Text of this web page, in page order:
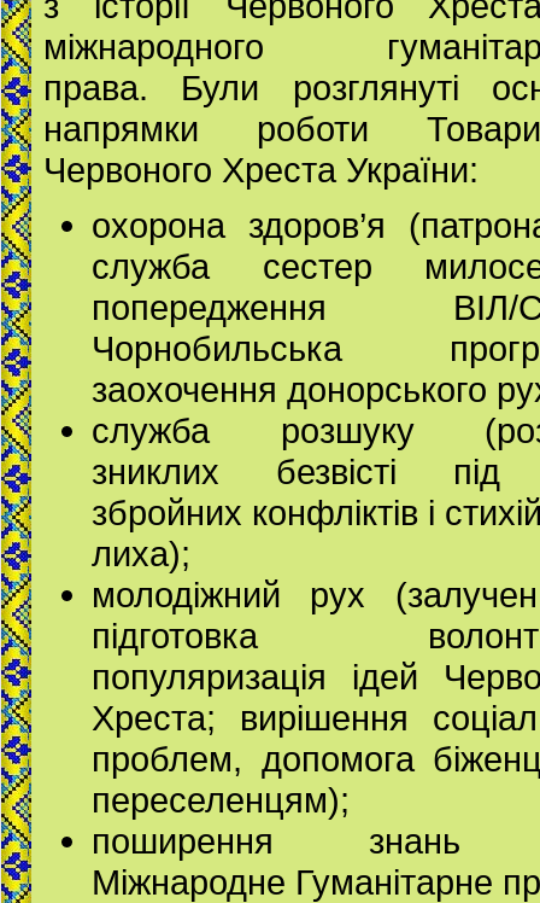
міжнародного
права. Були розглянуті
напрямки роботи
Червоного Хреста України:
охорона здоров’я
служба сестер
попередження ВІЛ/
Чорнобильська
заохочення донорського
служба розшуку
зниклих безвісті
збройних конфліктів і
лиха);
молодіжний рух
підготовка
популяризація ідей
Хреста; вирішення
проблем, допомога
переселенцям);
поширення знань
Міжнародне Гуманітарне